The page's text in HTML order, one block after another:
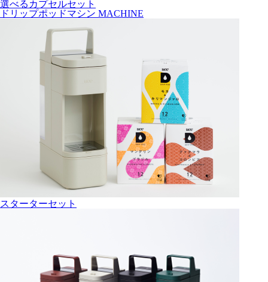
選べるカプセルセット
ドリップポッドマシン MACHINE
スターターセット